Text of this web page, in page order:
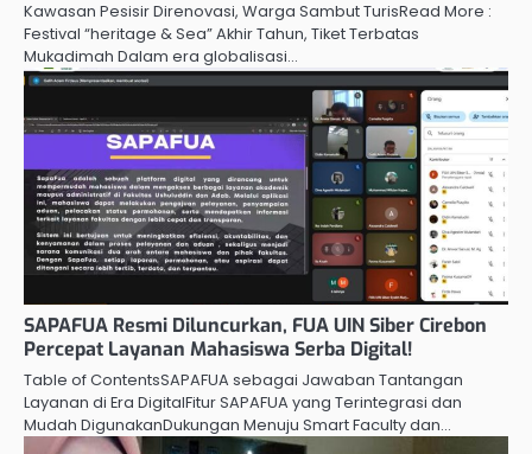
Kawasan Pesisir Direnovasi, Warga Sambut TurisRead More :
Festival “heritage & Sea” Akhir Tahun, Tiket Terbatas
Mukadimah Dalam era globalisasi…
SAPAFUA Resmi Diluncurkan, FUA UIN Siber Cirebon
Percepat Layanan Mahasiswa Serba Digital!
Table of ContentsSAPAFUA sebagai Jawaban Tantangan
Layanan di Era DigitalFitur SAPAFUA yang Terintegrasi dan
Mudah DigunakanDukungan Menuju Smart Faculty dan…